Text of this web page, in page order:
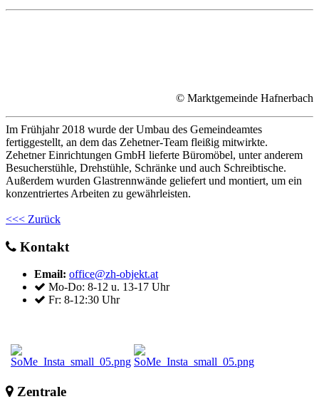
© Marktgemeinde Hafnerbach
Im Frühjahr 2018 wurde der Umbau des Gemeindeamtes
fertiggestellt, an dem das Zehetner-Team fleißig mitwirkte.
Zehetner Einrichtungen GmbH lieferte Büromöbel, unter anderem
Besucherstühle, Drehstühle, Schränke und auch Schreibtische.
Außerdem wurden Glastrennwände geliefert und montiert, um ein
konzentriertes Arbeiten zu gewährleisten.
<<< Zurück
Kontakt
Email: office@zh-objekt.at
Mo-Do: 8-12 u. 13-17 Uhr
Fr: 8-12:30 Uhr
Zentrale